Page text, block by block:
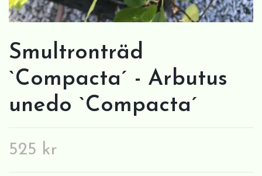
Smultronträd
`Compacta´ - Arbutus
unedo `Compacta´
525 kr